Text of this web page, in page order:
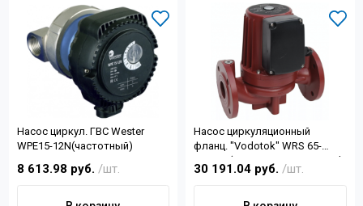
Насос циркул. ГВС Wester
WPE15-12N(частотный)
8 613.98 руб. /шт.
Насос циркуляционный
фланц. "Vodotok" WRS 65-
1500-F, (1.5кВт, 27м3/ч, Н-12, d
отв.2½")
30 191.04 руб. /шт.